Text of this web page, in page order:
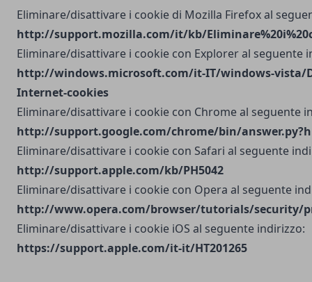
Eliminare/disattivare i cookie di Mozilla Firefox al
http://support.mozilla.com/it/kb/
Eliminare/disattivare i cookie con Explorer al seguente
http://windows.microsoft.com/it-IT/windows-vista/
Internet-cookies
Eliminare/disattivare i cookie con Chrome al seguente
http://support.google.com/chrome/bin/
Eliminare/disattivare i cookie con Safari al seguente
http://support.apple.com/kb/PH5042
Eliminare/disattivare i cookie con Opera al seguente
http://www.opera.com/browser/tutorials/security/
Eliminare/disattivare i cookie iOS al seguente indirizzo:
https://support.apple.com/it-it/HT201265